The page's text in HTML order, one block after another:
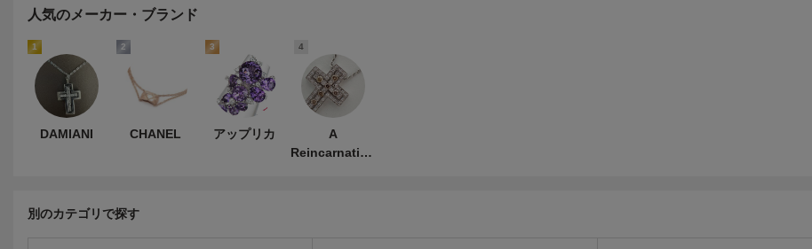
人気のメーカー・ブランド
1
DAMIANI
2
CHANEL
3
アップリカ
4
A
Reincarnation
別のカテゴリで探す